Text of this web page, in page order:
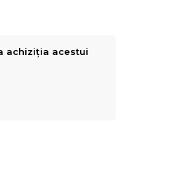
achiziția acestui